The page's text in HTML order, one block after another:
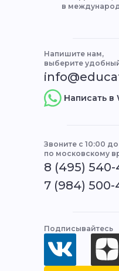
Подписывайтесь
Напишите нам,
выберите
Написать
Звоните с 10:00 до
по московскому
8 (495)
7 (984) 500-
в